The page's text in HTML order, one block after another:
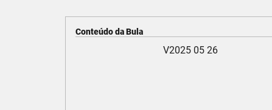
Conteúdo da Bula
                                    V2025 05 26